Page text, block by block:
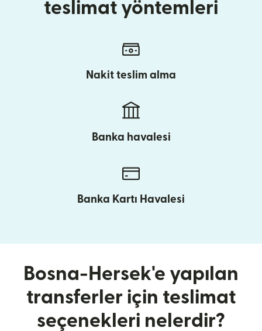
teslimat yöntemleri
Nakit teslim alma
Banka havalesi
Banka Kartı Havalesi
Bosna-Hersek'e yapılan
transferler için teslimat
seçenekleri nelerdir?